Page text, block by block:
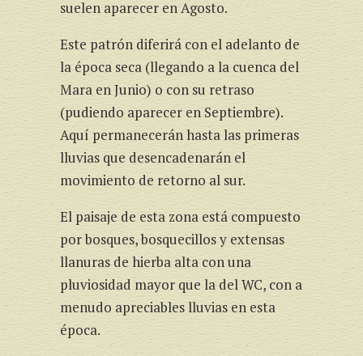
suelen aparecer en Agosto.
Este patrón diferirá con el adelanto de
la época seca (llegando a la cuenca del
Mara en Junio) o con su retraso
(pudiendo aparecer en Septiembre).
Aquí permanecerán hasta las primeras
lluvias que desencadenarán el
movimiento de retorno al sur.
El paisaje de esta zona está compuesto
por bosques, bosquecillos y extensas
llanuras de hierba alta con una
pluviosidad mayor que la del WC, con a
menudo apreciables lluvias en esta
época.